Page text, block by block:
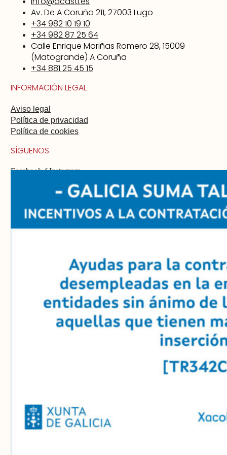
Av. De A Coruña 211, 27003 Lugo
+34 982 10 19 10
+34 982 87 25 64
Calle Enrique Mariñas Romero 28, 15009
(Matogrande) A Coruña
+34 881 25 45 15
INFORMACIÓN LEGAL
Aviso legal
Política de privacidad
Política de cookies
SÍGUENOS
Facebook-f Instagram